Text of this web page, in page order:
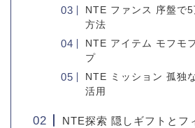
NTE ファンス 序盤で
方法
NTE アイテム モフモ
プ
NTE ミッション 孤独
活用
NTE探索 隠しギフトとフ